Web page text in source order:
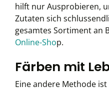
hilft nur Ausprobieren,
Zutaten sich
gesamtes Sortiment an
Online-Shop.
Färben mit
Eine andere Methode